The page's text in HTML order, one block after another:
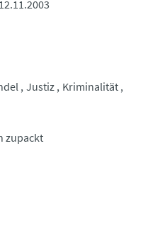
12.11.2003
Justiz Kriminalität
zupackt